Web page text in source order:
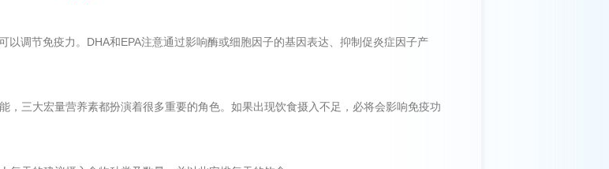
以调节免疫力。DHA和EPA注意通过影响酶或细胞因子的基因表达、抑制促炎症因子产
，三大宏量营养素都扮演着很多重要的角色。如果出现饮食摄入不足，必将会影响免疫功